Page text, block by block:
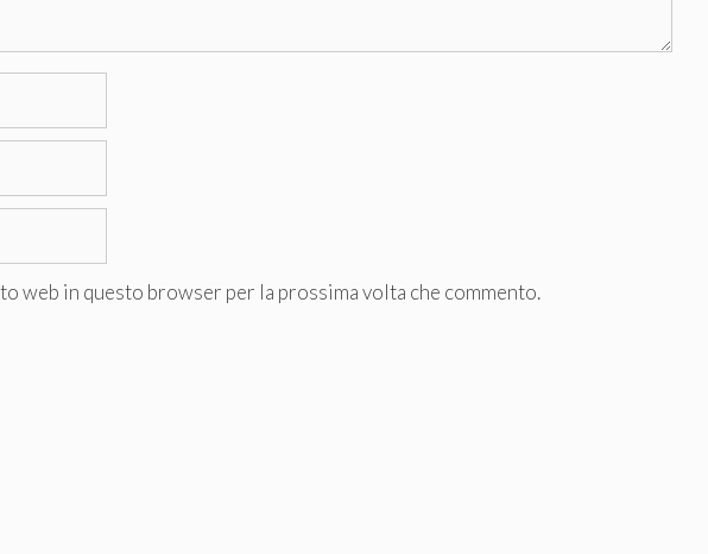
web in questo browser per la prossima volta che commento.